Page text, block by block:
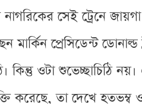
সেই ট্রেনে
প্রেসিডেন্ট
কিন্তু ওটা
করেছে, তা দেখে হতভম্ব